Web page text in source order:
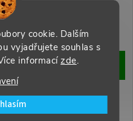
cookie. Dalším
vyjadřujete souhlas s
informacízde.
1 219 Kč
týdny)
DO KOŠÍKU
Vyměňte poškozený nebo
opotřebovaný housing svého